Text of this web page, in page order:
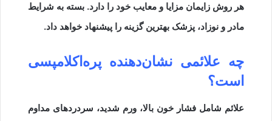
هر روش زایمان مزایا و معایب خود را دارد. بسته به شرایط
مادر و نوزاد، پزشک بهترین گزینه را پیشنهاد خواهد داد.
چه علائمی نشان‌دهنده پره‌اکلامپسی
است؟
علائم شامل فشار خون بالا، ورم شدید، سردردهای مداوم